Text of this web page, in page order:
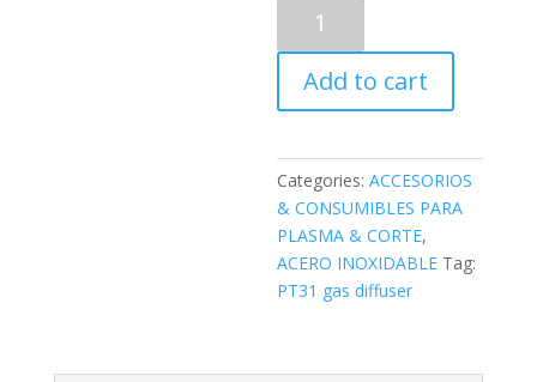
DIFUSOR
DE
GAS
-
GAS
DIFFUSER
quantity
Add to cart
Categories:ACCESORIOS
& CONSUMIBLES PARA
PLASMA & CORTE,
ACERO INOXIDABLE Tag:
PT31 gas diffuser